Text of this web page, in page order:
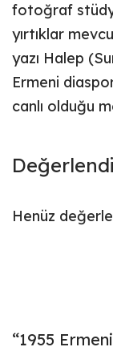
fotoğraf
yırtıklar
yazı Halep
Ermeni
canlı olduğu
Henüz
“1955